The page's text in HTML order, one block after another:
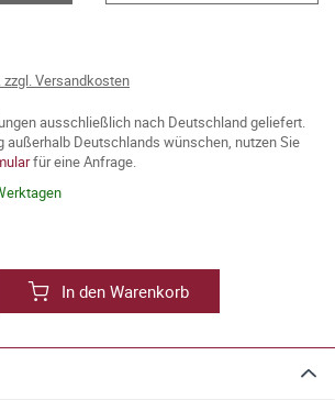
Versandkosten
ausschließlich nach Deutschland geliefert.
außerhalb Deutschlands wünschen, nutzen Sie
für eine Anfrage.
In den Warenkorb